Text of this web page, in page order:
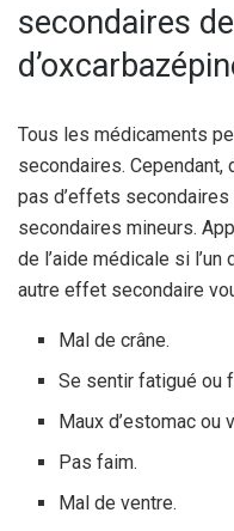
secondaires
Tous les médicaments
secondaires. Cependant,
pas d’effets secondaires
secondaires mineurs.
de l’aide médicale si
autre effet secondaire
Mal de crâne.
Se sentir fatigué ou
Maux d’estomac ou
Pas faim.
Mal de ventre.